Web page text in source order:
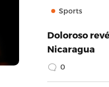
Sports
Doloroso
Nicaragua
0